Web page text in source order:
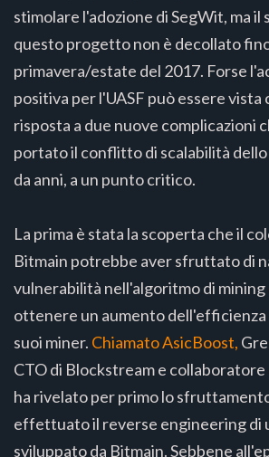
stimolare l'adozione di SegWit, ma il
questo progetto non è decollato
primavera/estate del 2017. Forse
positiva per l'UASF può essere vista
risposta a due nuove complicazioni
portato il conflitto di scalabilità dello
da anni, a un punto critico.
La prima è stata la scoperta che il
Bitmain potrebbe aver sfruttato di
vulnerabilità nell'algoritmo di
ottenere un aumento dell'efficienza
suoi miner. Chiamato AsicBoost,
CTO di Blockstream e
ha rivelato per primo lo
effettuato il reverse engineering di
sviluppato da Bitmain. Sebbene